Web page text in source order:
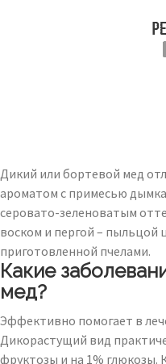
Дикий или бортевой мед
ароматом с примесью
серовато-зеленоватым
воском и пергой – пыльцой
приготовленной пчелами.
Какие
мед?
Эффективно помогает в
Дикорастущий вид
фруктозы и на 1% глюкозы.